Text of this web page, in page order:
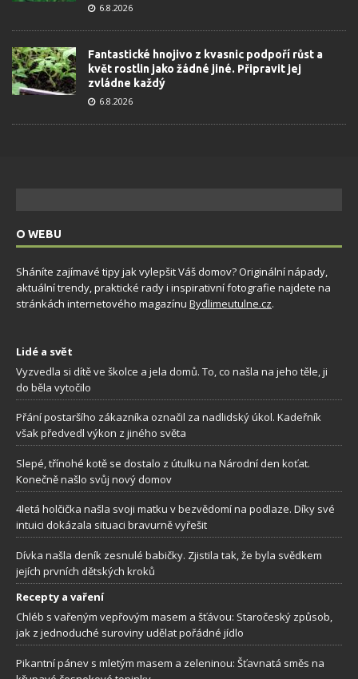
6.8.2026
Fantastické hnojivo z kvasnic podpoří růst a
květ rostlin jako žádné jiné. Připravit jej
zvládne každý
6.8.2026
O WEBU
Sháníte zajímavé tipy jak vylepšit Váš domov? Originální nápady,
aktuální trendy, praktické rady i inspirativní fotografie najdete na
stránkách internetového magazínu Bydlimeutulne.cz.
Lidé a svět
Vyzvedla si dítě ve školce a jela domů. To, co našla na jeho těle, ji
do běla vytočilo
Přání postaršího zákazníka označil za nadlidský úkol. Kadeřník
však předvedl výkon z jiného světa
Slepé, třínohé kotě se dostalo z útulku na Národní den koťat.
Konečně našlo svůj nový domov
4letá holčička našla svoji matku v bezvědomí na podlaze. Díky své
intuici dokázala situaci bravurně vyřešit
Dívka našla deník zesnulé babičky. Zjistila tak, že byla svědkem
jejích prvních dětských kroků
Recepty a vaření
Chléb s vařeným vepřovým masem a šťávou: Staročeský způsob,
jak z jednoduché suroviny udělat pořádné jídlo
Pikantní pánev s mletým masem a zeleninou: Šťavnatá směs na